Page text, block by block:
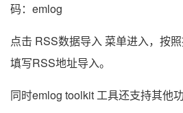
码：emlog
点击 RSS数据导入 菜单进入，按
填写RSS地址导入。
同时emlog toolkit 工具还支持其他功